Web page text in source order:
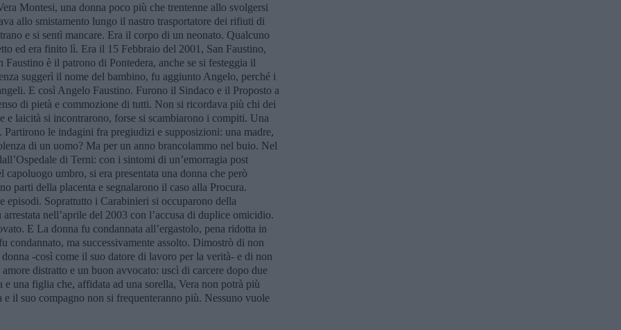
Montesi, una donna poco più che trentenne allo svolgersi
allo smistamento lungo il nastro trasportatore dei rifiuti di
e si sentì mancare. Era il corpo di un neonato. Qualcuno
ed era finito lì. Era il 15 Febbraio del 2001, San Faustino,
è il patrono di Pontedera, anche se si festeggia il
suggerì il nome del bambino, fu aggiunto Angelo, perché i
E così Angelo Faustino. Furono il Sindaco e il Proposto a
di pietà e commozione di tutti. Non si ricordava più chi dei
e laicità si incontrarono, forse si scambiarono i compiti. Una
le indagini fra pregiudizi e supposizioni: una madre,
di un uomo? Ma per un anno brancolammo nel buio. Nel
di Terni: con i sintomi di un’emorragia post
umbro, si era presentata una donna che però
parti della placenta e segnalarono il caso alla Procura.
episodi. Soprattutto i Carabinieri si occuparono della
nell’aprile del 2003 con l’accusa di duplice omicidio.
E La donna fu condannata all’ergastolo, pena ridotta in
condannato, ma successivamente assolto. Dimostrò di non
-così come il suo datore di lavoro per la verità- e di non
distratto e un buon avvocato: uscì di carcere dopo due
e una figlia che, affidata ad una sorella, Vera non potrà più
e il suo compagno non si frequenteranno più. Nessuno vuole